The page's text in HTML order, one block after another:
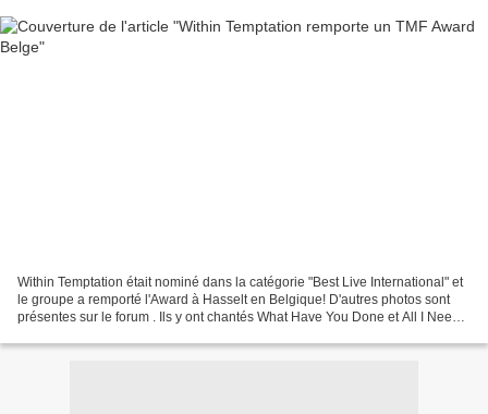
Within Temptation était nominé dans la catégorie "Best Live International" et
le groupe a remporté l'Award à Hasselt en Belgique! D'autres photos sont
présentes sur le forum . Ils y ont chantés What Have You Done et All I Need.